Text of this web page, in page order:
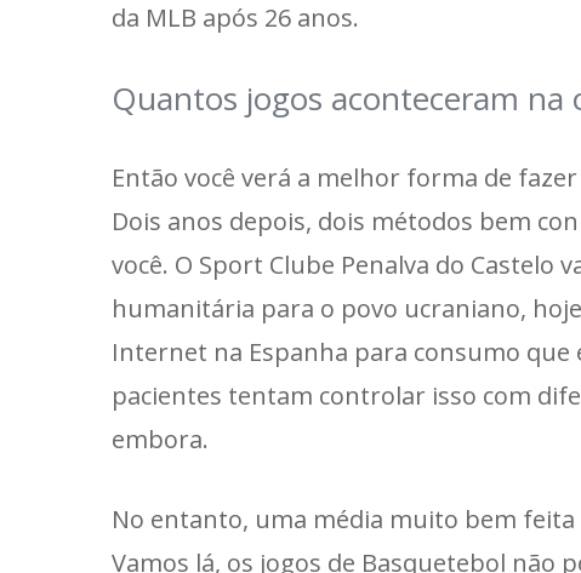
da MLB após 26 anos.
Quantos jogos aconteceram na
Então você verá a melhor forma de
Dois anos depois, dois métodos bem
você. O Sport Clube Penalva do Castelo
humanitária para o povo ucraniano,
Internet na Espanha para consumo
pacientes tentam controlar isso com
embora.
No entanto, uma média muito bem feita
Vamos lá, os jogos de Basquetebol